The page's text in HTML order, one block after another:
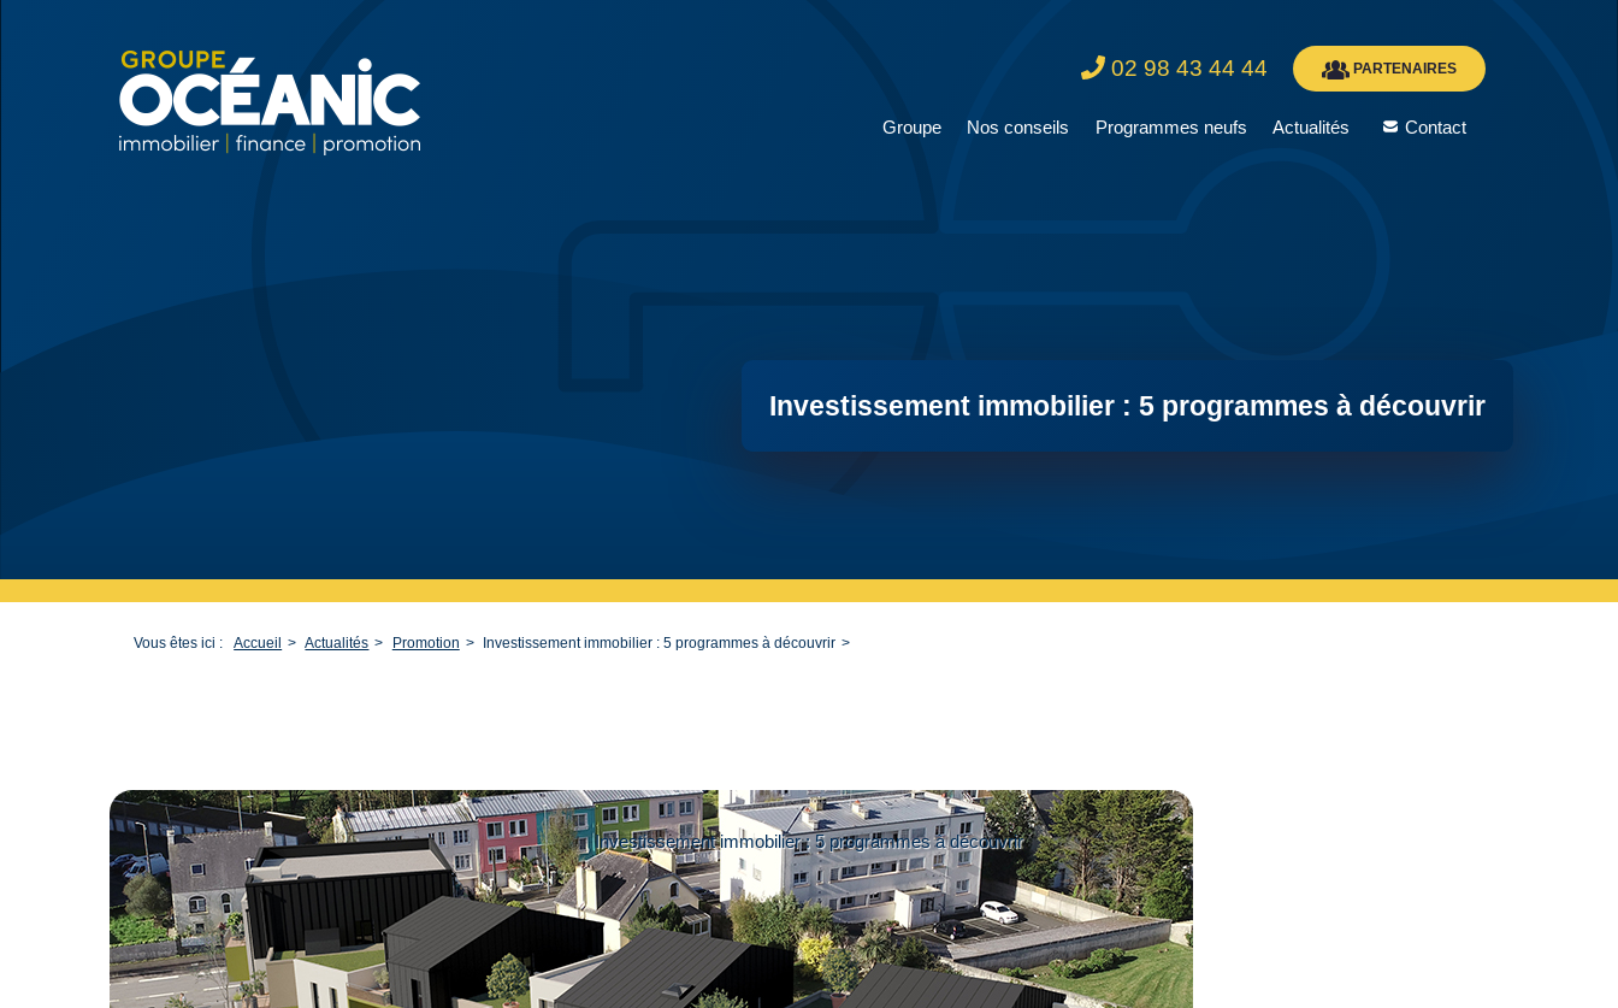
02 98 43 44 44 PARTENAIRES
Groupe Nos conseils Programmes neufs Actualités Contact
Investissement immobilier : 5 programmes à découvrir
Vous êtes ici : Accueil Actualités Promotion Investissement immobilier : 5 programmes à découvrir
Investissement immobilier : 5 programmes à découvrir